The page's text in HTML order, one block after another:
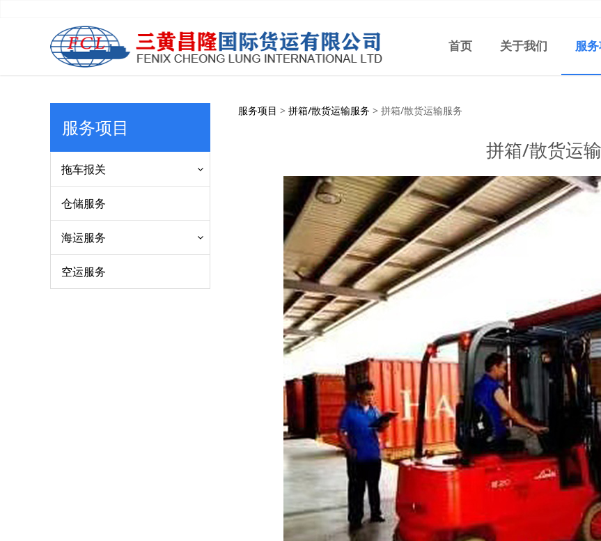
首页 关于我们 服务
服务项目
拖车报关
仓储服务
海运服务
空运服务
拼箱/散货运输服务
服务项目 > 拼箱/散货运输服务 > 拼箱/散货运输服务
拼箱/散货运